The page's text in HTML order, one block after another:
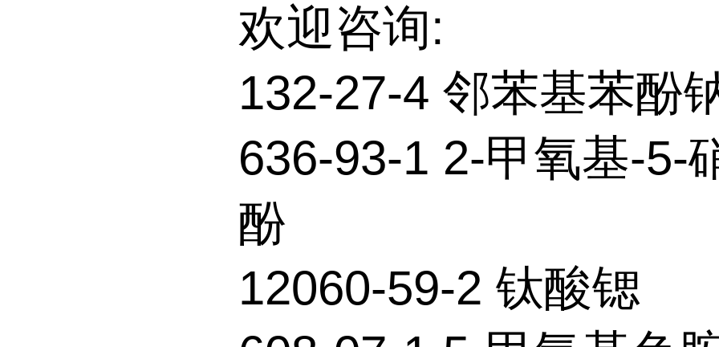
欢迎咨询:
132-27-4 邻苯基苯酚
636-93-1 2-甲氧基-5-
酚
12060-59-2 钛酸锶